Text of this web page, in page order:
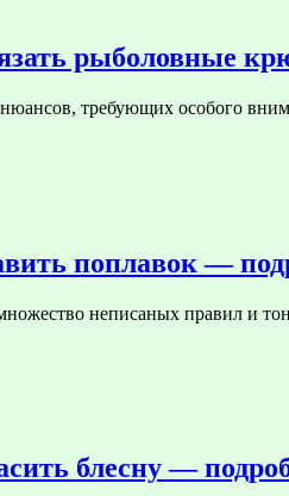
рыболовные
требующих особого
поплавок —
неписаных правил и
блесну —